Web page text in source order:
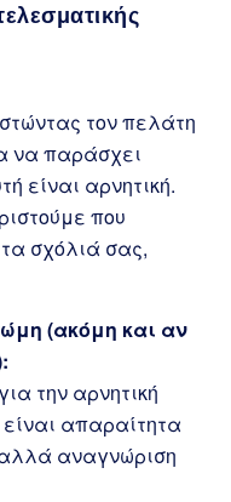
τον πελάτη
να παράσχει
είναι αρνητική.
που
σχόλιά σας,
(ακόμη και αν
την αρνητική
απαραίτητα
αναγνώριση